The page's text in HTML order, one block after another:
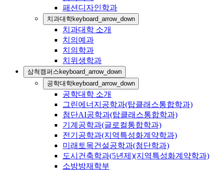
패션디자인학과
치과대학keyboard_arrow_down
치과대학 소개
치의예과
치의학과
치위생학과
삼척캠퍼스keyboard_arrow_down
공학대학keyboard_arrow_down
공학대학 소개
그린에너지공학과(탑클래스통합학과)
첨단AI공학과(탑클래스통합학과)
기계공학과(글로컬통합학과)
전기공학과(지역특성화계약학과)
미래토목건설공학과(첨단학과)
도시건축학과(5년제)(지역특성화계약학과)
소방방재학부